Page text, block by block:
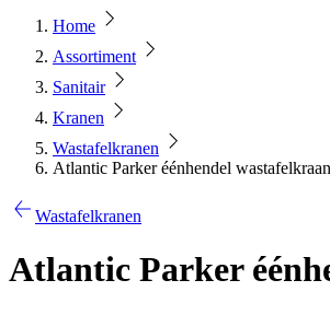
Home
Assortiment
Sanitair
Kranen
Wastafelkranen
Atlantic Parker éénhendel
Wastafelkranen
Atlantic Parker